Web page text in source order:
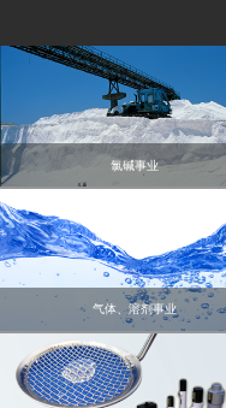
氯碱事业
气体、溶剂事业